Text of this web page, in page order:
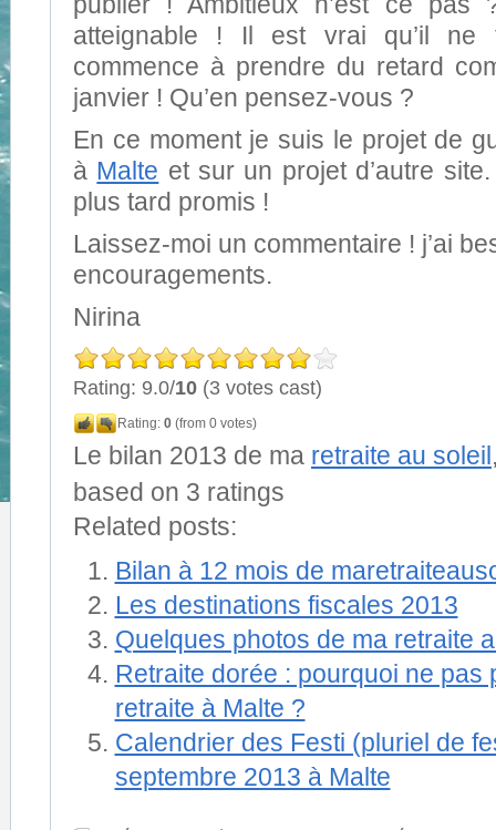
atteignable ! Il est vrai qu’il
commence à prendre du retard
janvier ! Qu’en pensez-vous ?
En ce moment je suis le projet de
à Malte et sur un projet d’autre
plus tard promis !
Laissez-moi un commentaire ! j’ai
encouragements.
Nirina
Rating: 9.0/10 (3 votes cast)
Rating: 0 (from 0 votes)
Le bilan 2013 de ma retraite au soleil
based on 3 ratings
Related posts:
Bilan à 12 mois de
Les destinations fiscales 2013
Quelques photos de ma retraite
Retraite dorée : pourquoi ne pas
retraite à Malte ?
Calendrier des Festi (pluriel de
septembre 2013 à Malte